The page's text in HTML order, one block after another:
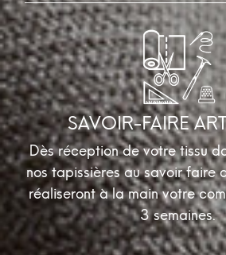
SAVOIR-FAIRE
Dès réception de votre tissu
nos tapissières au savoir faire
réaliseront à la main votre
3 semaines.